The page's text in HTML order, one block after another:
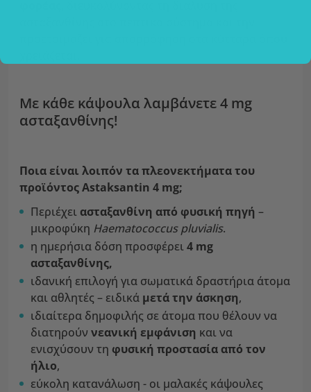
Με κάθε κάψουλα λαμβάνετε 4 mg
ασταξανθίνης!
Ποια είναι λοιπόν τα πλεονεκτήματα του
προϊόντος Astaksantin 4 mg;
Περιέχει ασταξανθίνη από φυσική πηγή –
μικροφύκη Haematococcus pluvialis.
η ημερήσια δόση προσφέρει4 mg
ασταξανθίνης,
ιδανική επιλογή για σωματικά δραστήρια άτομα
και αθλητές – ειδικά μετά την άσκηση,
ιδιαίτερα δημοφιλής σε άτομα που θέλουν να
διατηρούν νεανική εμφάνιση και να
ενισχύσουν τη φυσική προστασία από τον
ήλιο,
εύκολη κατανάλωση - οι μαλακές κάψουλες